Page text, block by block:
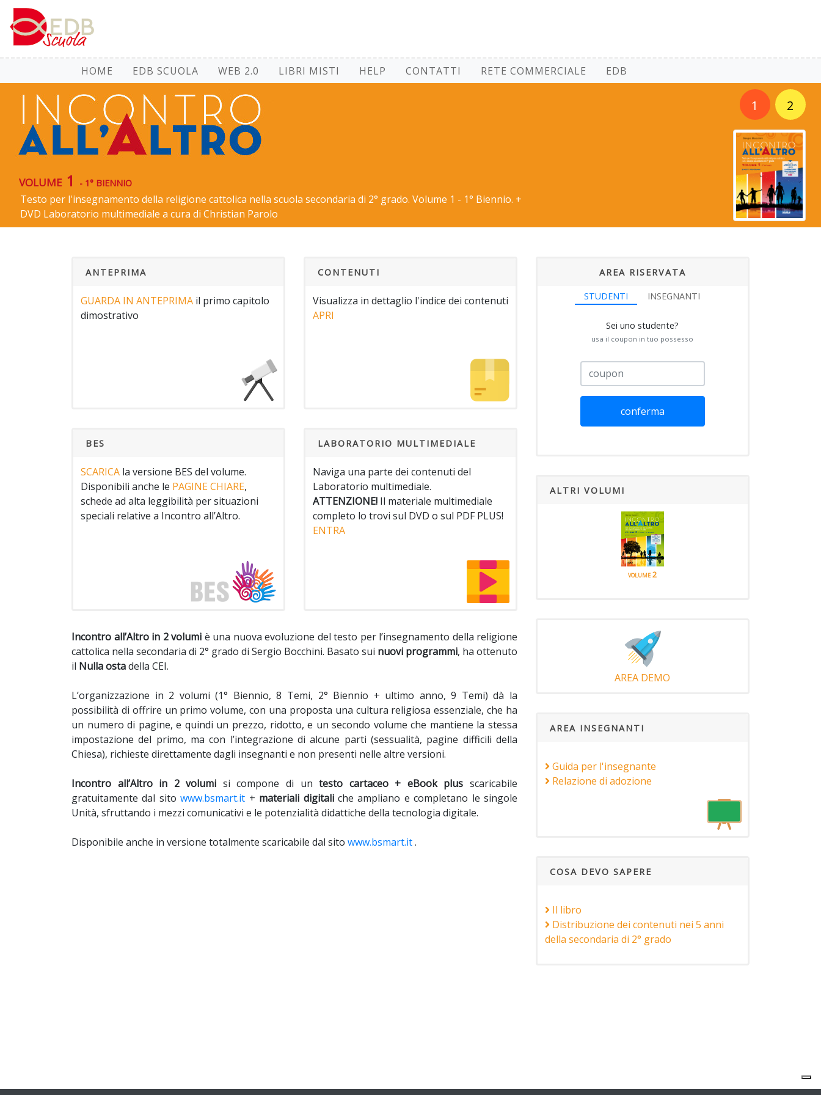
HOME EDB SCUOLA WEB 2.0 LIBRI MISTI HELP CONTATTI RETE COMMERCIALE EDB
volume 1 - 1° BIENNIO
Testo per l'insegnamento della religione cattolica nella scuola secondaria di 2° grado. Volume 1 - 1° Biennio. +
DVD Laboratorio multimediale a cura di Christian Parolo
1 2
ANTEPRIMA
GUARDA IN ANTEPRIMA il primo capitolo
dimostrativo
CONTENUTI
Visualizza in dettaglio l'indice dei contenuti
APRI
BES
SCARICA la versione BES del volume.
Disponibili anche le PAGINE CHIARE,
schede ad alta leggibilità per situazioni
speciali relative a Incontro all’Altro.
LABORATORIO MULTIMEDIALE
Naviga una parte dei contenuti del
Laboratorio multimediale.
ATTENZIONE! Il materiale multimediale
completo lo trovi sul DVD o sul PDF PLUS!
ENTRA
Incontro all’Altro in 2 volumi è una nuova evoluzione del testo per l’insegnamento della religione
cattolica nella secondaria di 2° grado di Sergio Bocchini. Basato sui nuovi programmi, ha ottenuto
il Nulla ostadella CEI.
L’organizzazione in 2 volumi (1° Biennio, 8 Temi, 2° Biennio + ultimo anno, 9 Temi) dà la
possibilità di offrire un primo volume, con una proposta una cultura religiosa essenziale, che ha
un numero di pagine, e quindi un prezzo, ridotto, e un secondo volume che mantiene la stessa
impostazione del primo, ma con l’integrazione di alcune parti (sessualità, pagine difficili della
Chiesa), richieste direttamente dagli insegnanti e non presenti nelle altre versioni.
Incontro all’Altro in 2 volumi si compone di untesto cartaceo + eBook plus scaricabile
gratuitamente dal sitowww.bsmart.it + materiali digitaliche ampliano e completano le singole
Unità, sfruttando i mezzi comunicativi e le potenzialità didattiche della tecnologia digitale.
Disponibile anche in versione totalmente scaricabile dal sito www.bsmart.it.
AREA RISERVATA
STUDENTI INSEGNANTI
Sei uno studente?
usa il coupon in tuo possesso
conferma
ALTRI VOLUMI
volume 2
AREA DEMO
AREA INSEGNANTI
Guida per l'insegnante
Relazione di adozione
COSA DEVO SAPERE
Il libro
Distribuzione dei contenuti nei 5 anni
della secondaria di 2° grado